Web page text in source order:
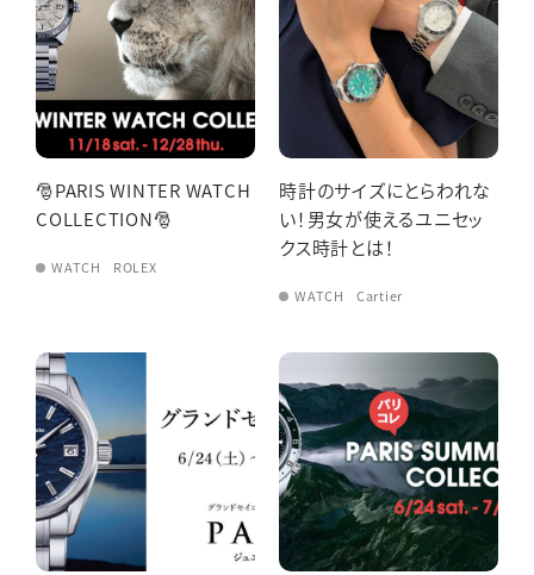
🎅PARIS WINTER WATCH
COLLECTION🎅
WATCH ROLEX
時計のサイズにとらわれな
い！男女が使えるユニセッ
クス時計とは！
WATCH Cartier